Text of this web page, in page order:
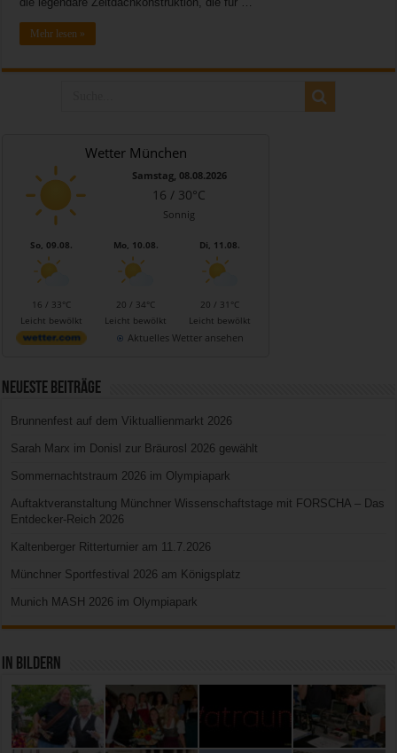
Mehr lesen »
Wetter München
Samstag, 08.08.2026
16 / 30°C
Sonnig
So, 09.08.
16 / 33°C
Leicht bewölkt
Mo, 10.08.
20 / 34°C
Leicht bewölkt
Di, 11.08.
20 / 31°C
Leicht bewölkt
Aktuelles Wetter ansehen
Neueste Beiträge
Brunnenfest auf dem Viktuallienmarkt 2026
Sarah Marx im Donisl zur Bräurosl 2026 gewählt
Sommernachtstraum 2026 im Olympiapark
Auftaktveranstaltung Münchner Wissenschaftstage mit FORSCHA – Das
Entdecker-Reich 2026
Kaltenberger Ritterturnier am 11.7.2026
Münchner Sportfestival 2026 am Königsplatz
Munich MASH 2026 im Olympiapark
In Bildern